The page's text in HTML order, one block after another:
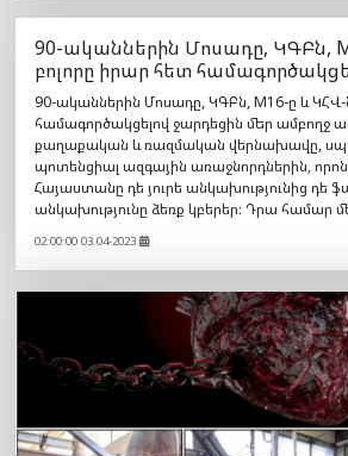
բոլորը իրար հետ
90-ականներին Մոսադը, ԿԳԲն, M16-ը և ԿՀՎ-
համագործակցելով ջարդեցին մեր ամբողջ
քաղաքական և ռազմական վերնախավը,
պոտենցիալ ազգային առաջնորդներին,
Հայաստանը դե յուրե անկախությունից դե
անկախությունը ձեռք կբերեր։ Դրա համար
02:00:00 03.04-2023